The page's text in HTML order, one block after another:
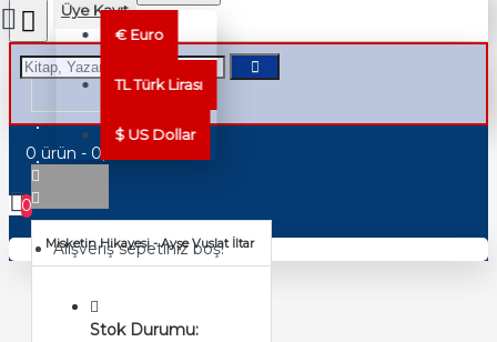
Üye Kayıt
€ Euro
TLTürk Lirası
$ US Dollar
0 ürün - 0,00TL
0
Alışveriş sepetiniz boş!
Misketin Hikayesi - Ayşe Vuslat İltar
Stok Durumu: